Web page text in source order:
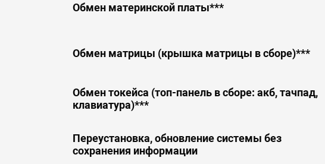
Обмен материнской платы***
Обмен матрицы (крышка матрицы в сборе)***
Обмен токейса (топ-панель в сборе: акб, тачпад,
клавиатура)***
Переустановка, обновление системы без
сохранения информации